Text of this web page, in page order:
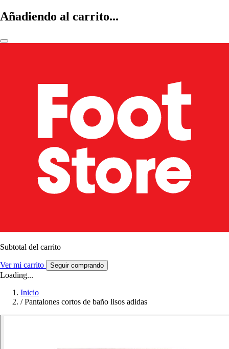
Añadiendo al carrito...
Subtotal del carrito
Ver mi carrito Seguir comprando
Loading...
Inicio
/ Pantalones cortos de baño lisos adidas